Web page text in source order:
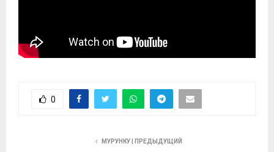
0
МУРУНКУ | ПРЕДЫДУЩИЙ